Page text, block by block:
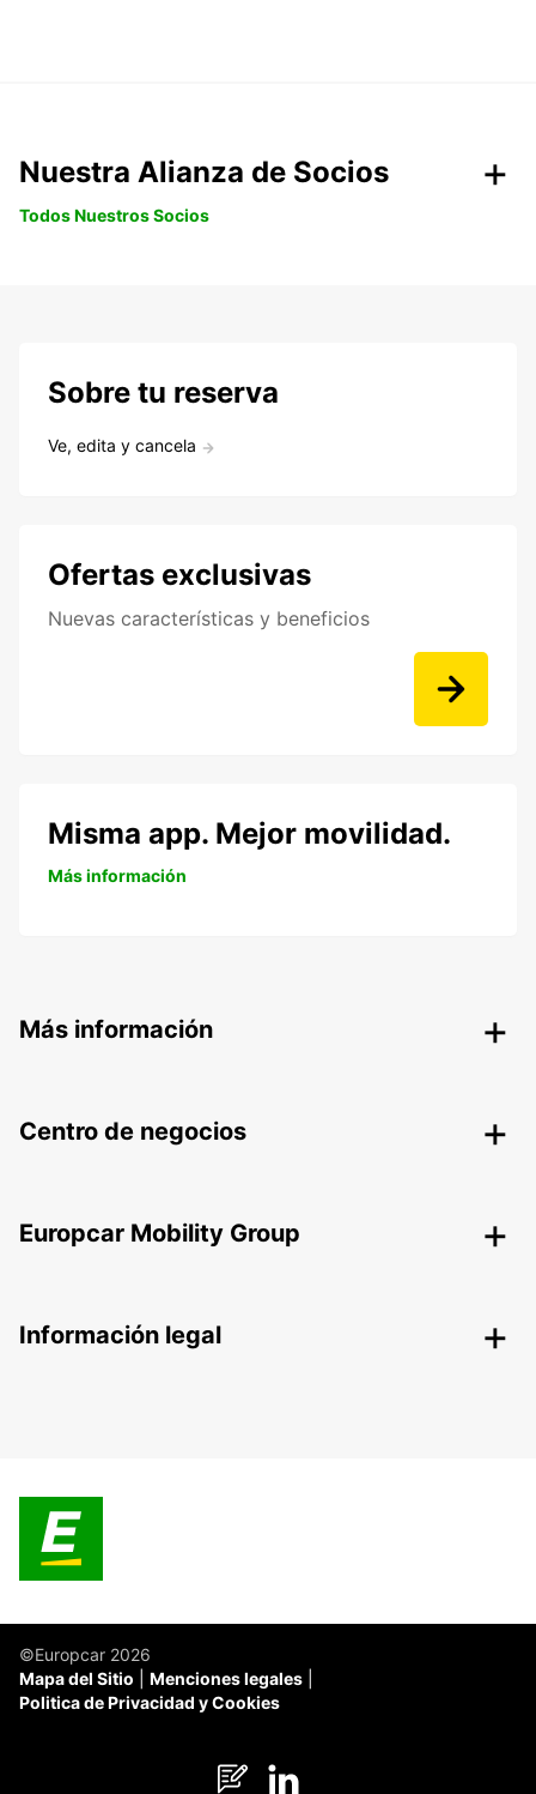
Nuestra Alianza de Socios
Todos Nuestros Socios
Sobre tu reserva
Ve, edita y cancela
Ofertas exclusivas
Nuevas características y beneficios
Misma app. Mejor movilidad.
Más información
Más información
Centro de negocios
Europcar Mobility Group
Información legal
©Europcar 2026
Mapa del Sitio
Menciones legales
Politica de Privacidad y Cookies